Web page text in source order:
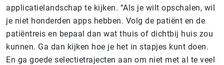
applicatielandschap te kijken. “Als je wilt opschalen, wil
je niet honderden apps hebben. Volg de patiënt en de
patiëntreis en bepaal dan wat thuis of dichtbij huis zou
kunnen. Ga dan kijken hoe je het in stapjes kunt doen.
En ga goede selectietrajecten aan om niet met al te veel